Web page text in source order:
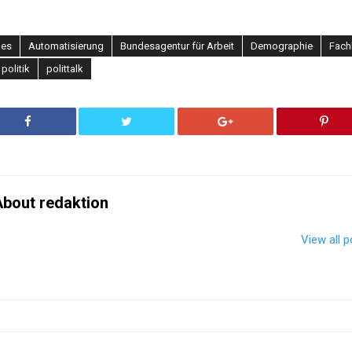
Automatisierung Bundesagentur für Arbeit Demographie
politik
polittalk
redaktion
View all